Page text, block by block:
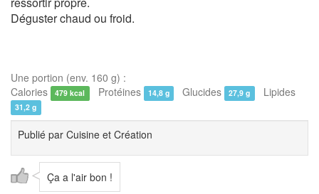
Déguster chaud ou froid.
Une portion (env. 160 g) :
Calories
479 kcal Protéines 14,8 g Glucides 27,9 g Lipides
31,2 g
Publié par Cuisine et Création
Ça a l'air bon !